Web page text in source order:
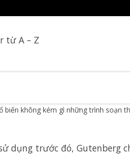
từ A – Z
biến không kém gì những trình soạn
dụng trước đó, Gutenberg